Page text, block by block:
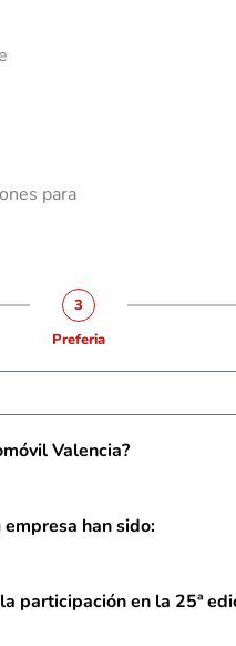
para
3
Preferia
Valencia?
han sido:
en la 25ª